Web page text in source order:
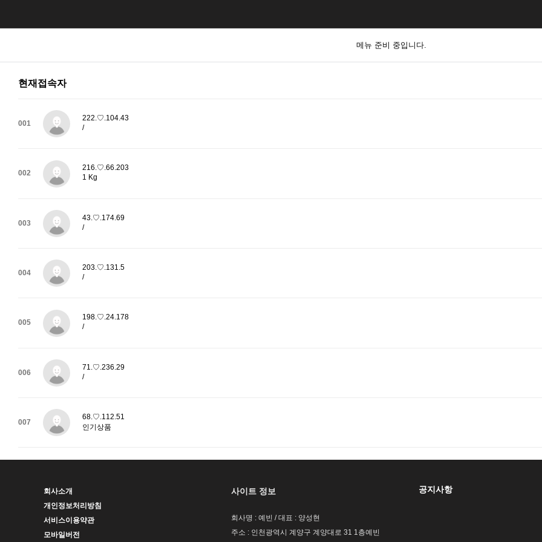
메뉴 준비 중입니다.
현재접속자
001
222.♡.104.43
/
002
216.♡.66.203
1 Kg
003
43.♡.174.69
/
004
203.♡.131.5
/
005
198.♡.24.178
/
006
71.♡.236.29
/
007
68.♡.112.51
인기상품
회사소개
개인정보처리방침
서비스이용약관
모바일버전
사이트 정보
회사명 : 예빈 / 대표 : 양성현
주소 : 인천광역시 계양구 계양대로 31 1층예빈
공지사항